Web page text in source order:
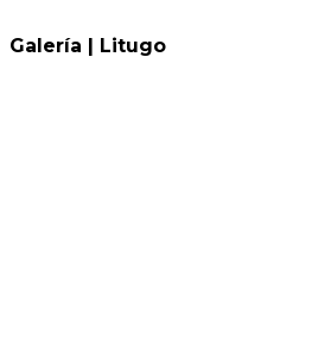
Galería | Litugo